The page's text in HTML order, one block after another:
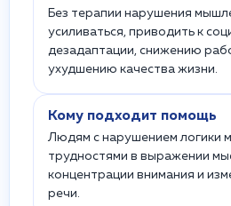
Без терапии нарушения
усиливаться, приводить к
дезадаптации, снижению
ухудшению качества жизни.
Кому подходит помощь
Людям с нарушением логики
трудностями в выражении
концентрации внимания и
речи.